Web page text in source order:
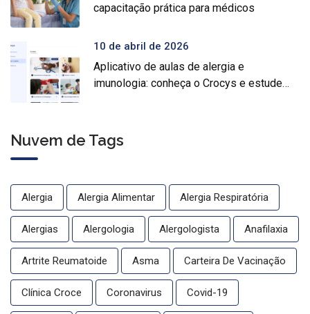
capacitação prática para médicos
10 de abril de 2026
Aplicativo de aulas de alergia e
imunologia: conheça o Crocys e estude
Nuvem de Tags
Alergia Alergia Alimentar Alergia Respiratória
Alergias Alergologia Alergologista Anafilaxia
Artrite Reumatoide Asma Carteira De Vacinação
Clínica Croce Coronavirus Covid-19